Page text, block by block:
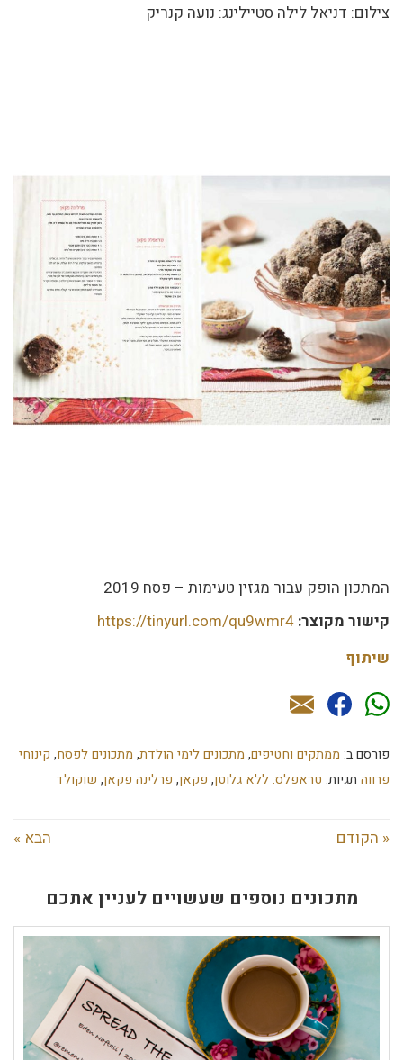
צילום: דניאל לילה סטיילינג: נועה קנריק
המתכון הופק עבור מגזין טעימות – פסח 2019
קישור מקוצר: https://tinyurl.com/qu9wmr4
שיתוף
פורסם ב: ממתקים וחטיפים, מתכונים לימי הולדת, מתכונים לפסח, קינוחי
פרווה תגיות: טראפלס. ללא גלוטן, פקאן, פרלינה פקאן, שוקולד
« הקודם הבא »
מתכונים נוספים שעשויים לעניין אתכם